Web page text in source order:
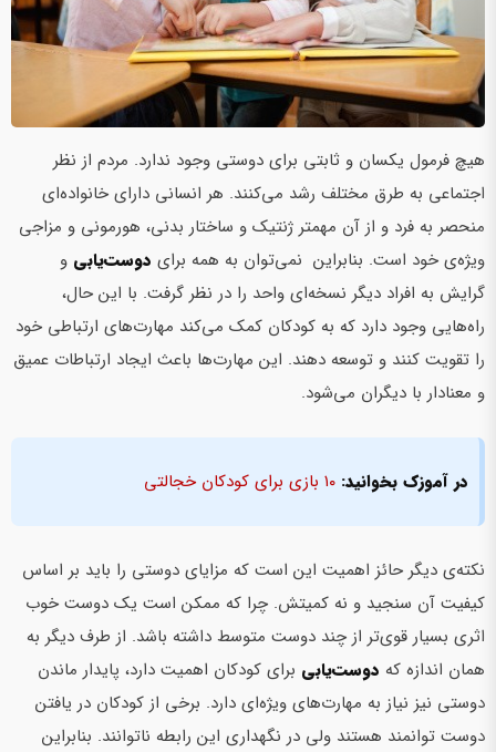
هیچ فرمول یکسان و ثابتی برای دوستی وجود ندارد. مردم از نظر
اجتماعی به طرق مختلف رشد می‌کنند. هر انسانی دارای خانواده‌ای
منحصر به فرد و از آن مهم­تر ژنتیک و ساختار بدنی، هورمونی و مزاجی
ویژه‌ی خود است. بنابراین نمی‌توان به همه برای دوست‌یابی و
گرایش به افراد دیگر نسخه‌ای واحد را در نظر گرفت. با این حال،
راه‌هایی وجود دارد که به کودکان کمک می‌کند مهارت‌های ارتباطی خود
را تقویت کنند و توسعه دهند. این مهارت‌ها باعث ایجاد ارتباطات عمیق
و معنادار با دیگران می‌شود.
در آموزک بخوانید: ۱۰ بازی برای کودکان خجالتی
نکته‌ی دیگر حائز اهمیت این است که مزایای دوستی را باید بر اساس
کیفیت آن سنجید و نه کمیتش. چرا که ممکن است یک دوست خوب
اثری بسیار قوی‌تر از چند دوست متوسط داشته باشد. از طرف دیگر به
همان اندازه که دوست‌یابی برای کودکان اهمیت دارد، پایدار ماندن
دوستی نیز نیاز به مهارت‌های ویژه‌ای دارد. برخی از کودکان در یافتن
دوست توانمند هستند ولی در نگهداری این رابطه ناتوانند. بنابراین